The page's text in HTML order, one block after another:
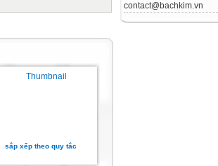
contact@bachkim.vn
sắp xếp theo quy tắc